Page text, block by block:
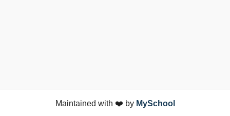
Maintained with ❤️ by MySchool